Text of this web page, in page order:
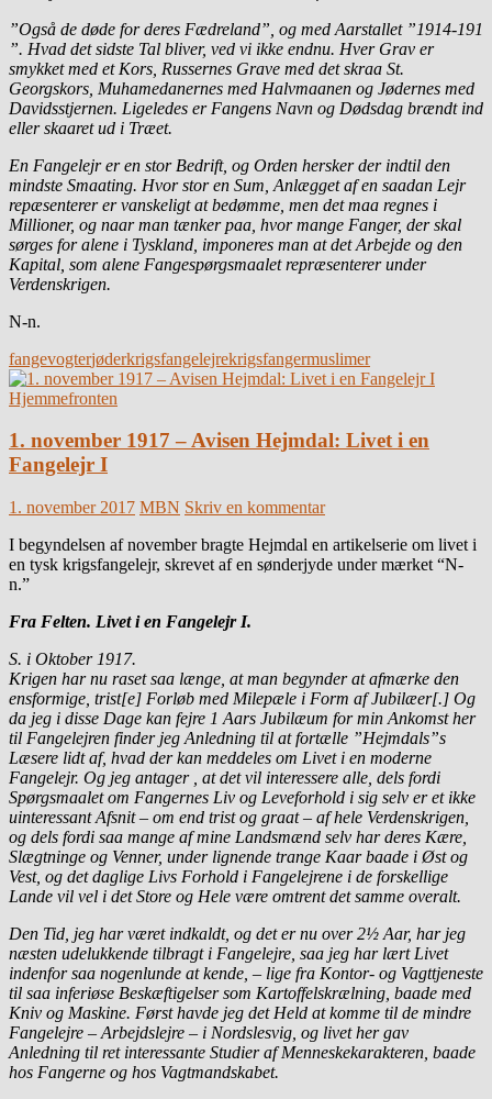
”Også de døde for deres Fædreland”, og med Aarstallet ”1914-191
”. Hvad det sidste Tal bliver, ved vi ikke endnu. Hver Grav er
smykket med et Kors, Russernes Grave med det skraa St.
Georgskors, Muhamedanernes med Halvmaanen og Jødernes med
Davidsstjernen. Ligeledes er Fangens Navn og Dødsdag brændt ind
eller skaaret ud i Træet.
En Fangelejr er en stor Bedrift, og Orden hersker der indtil den
mindste Smaating. Hvor stor en Sum, Anlægget af en saadan Lejr
repæsenterer er vanskeligt at bedømme, men det maa regnes i
Millioner, og naar man tænker paa, hvor mange Fanger, der skal
sørges for alene i Tyskland, imponeres man at det Arbejde og den
Kapital, som alene Fangespørgsmaalet repræsenterer under
Verdenskrigen.
N-n.
fangevogterjøderkrigsfangelejrekrigsfangermuslimer
Hjemmefronten
1. november 1917 – Avisen Hejmdal: Livet i en
Fangelejr I
1. november 2017 MBN Skriv en kommentar
I begyndelsen af november bragte Hejmdal en artikelserie om livet i
en tysk krigsfangelejr, skrevet af en sønderjyde under mærket “N-
n.”
Fra Felten. Livet i en Fangelejr I.
S. i Oktober 1917.
Krigen har nu raset saa længe, at man begynder at afmærke den
ensformige, trist[e] Forløb med Milepæle i Form af Jubilæer[.] Og
da jeg i disse Dage kan fejre 1 Aars Jubilæum for min Ankomst her
til Fangelejren finder jeg Anledning til at fortælle ”Hejmdals”s
Læsere lidt af, hvad der kan meddeles om Livet i en moderne
Fangelejr. Og jeg antager , at det vil interessere alle, dels fordi
Spørgsmaalet om Fangernes Liv og Leveforhold i sig selv er et ikke
uinteressant Afsnit – om end trist og graat – af hele Verdenskrigen,
og dels fordi saa mange af mine Landsmænd selv har deres Kære,
Slægtninge og Venner, under lignende trange Kaar baade i Øst og
Vest, og det daglige Livs Forhold i Fangelejrene i de forskellige
Lande vil vel i det Store og Hele være omtrent det samme overalt.
Den Tid, jeg har været indkaldt, og det er nu over 2½ Aar, har jeg
næsten udelukkende tilbragt i Fangelejre, saa jeg har lært Livet
indenfor saa nogenlunde at kende, – lige fra Kontor- og Vagttjeneste
til saa inferiøse Beskæftigelser som Kartoffelskrælning, baade med
Kniv og Maskine. Først havde jeg det Held at komme til de mindre
Fangelejre – Arbejdslejre – i Nordslesvig, og livet her gav
Anledning til ret interessante Studier af Menneskekarakteren, baade
hos Fangerne og hos Vagtmandskabet.